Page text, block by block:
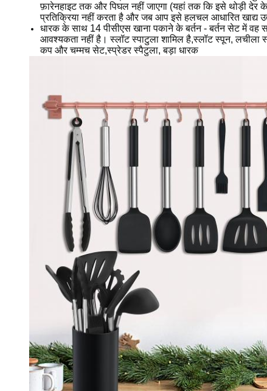
फ़ारेनहाइट तक और पिघल नहीं जाएगा (यहां तक कि इसे थोड़ी देर के
प्रतिक्रिया नहीं करता है और जब आप इसे हलचल आधारित खाद्य
धारक के साथ 14 पीसीएस खाना पकाने के बर्तन - बर्तन सेट में
आवश्यकता नहीं है। स्लॉट स्पाटुला शामिल है,स्लॉट स्पून, लचीला
कप और चम्मच सेट,स्प्रेडर स्पैटुला, बड़ा धारक